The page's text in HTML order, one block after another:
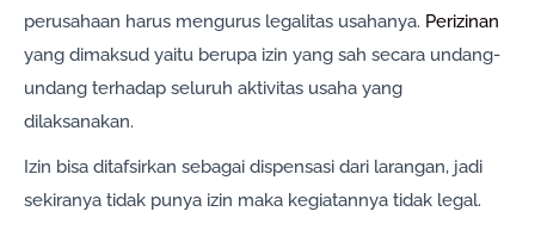
perusahaan harus mengurus legalitas usahanya. Perizinan
yang dimaksud yaitu berupa izin yang sah secara undang-
undang terhadap seluruh aktivitas usaha yang
dilaksanakan.
Izin bisa ditafsirkan sebagai dispensasi dari larangan, jadi
sekiranya tidak punya izin maka kegiatannya tidak legal.